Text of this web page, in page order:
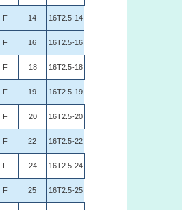
16T2.5-14
14
F
16T2.5-16
16
F
16T2.5-18
18
F
16T2.5-19
19
F
16T2.5-20
20
F
16T2.5-22
22
F
16T2.5-24
24
F
16T2.5-25
25
F